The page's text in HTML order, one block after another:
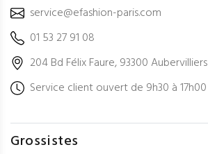
service@efashion-paris.com
01 53 27 91 08
204 Bd Félix Faure, 93300 Aubervilliers
Service client ouvert de 9h30 à 17h00
Grossistes